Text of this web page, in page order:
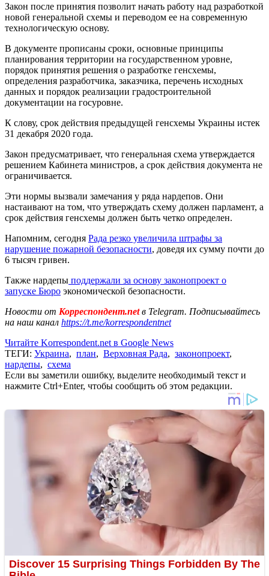
Закон после принятия позволит начать работу над разработкой
новой генеральной схемы и переводом ее на современную
технологическую основу.
В документе прописаны сроки, основные принципы
планирования территории на государственном уровне,
порядок принятия решения о разработке генсхемы,
определения разработчика, заказчика, перечень исходных
данных и порядок реализации градостроительной
документации на госуровне.
К слову, срок действия предыдущей генсхемы Украины истек
31 декабря 2020 года.
Закон предусматривает, что генеральная схема утверждается
решением Кабинета министров, а срок действия документа не
ограничивается.
Эти нормы вызвали замечания у ряда нардепов. Они
настаивают на том, что утверждать схему должен парламент, а
срок действия генсхемы должен быть четко определен.
Напомним, сегодня Рада резко увеличила штрафы за
нарушение пожарной безопасности, доведя их сумму почти до
6 тысяч гривен.
Также нардепы поддержали за основу законопроект о
запуске Бюро экономической безопасности.
Новости от Корреспондент.netв Telegram. Подписывайтесь
на наш канал https://t.me/korrespondentnet
Читайте Korrespondent.net в Google News
ТЕГИ: Украина, план, Верховная Рада, законопроект,
нардепы, схема
Если вы заметили ошибку, выделите необходимый текст и
нажмите Ctrl+Enter, чтобы сообщить об этом редакции.